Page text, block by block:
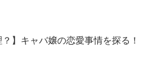
？】キャバ嬢の恋愛事情を探る！